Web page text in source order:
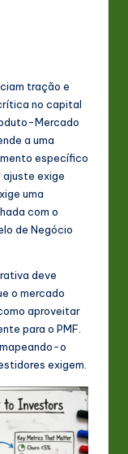
tração e
no capital
Mercado
a uma
específico
ajuste exige
uma
com o
de Negócio
deve
o mercado
aproveitar
para o PMF.
o
exigem.